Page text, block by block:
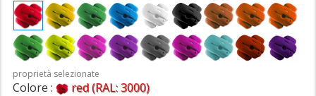
proprietà selezionate
Colore : red (RAL: 3000)